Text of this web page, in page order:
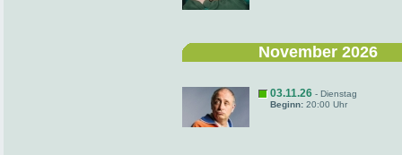
November 2026
03.11.26 - Dienstag
Beginn: 20:00 Uhr